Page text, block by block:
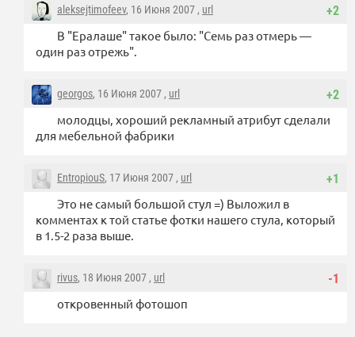
+2
aleksejtimofeev, 16 Июня 2007 , url
В "Ералаше" такое было: "Семь раз отмерь —
один раз отрежь".
+2
georgos, 16 Июня 2007 , url
молодцы, хороший рекламный атрибут сделали
для мебельной фабрики
+1
EntropiouS, 17 Июня 2007 , url
Это не самый большой стул =) Выложил в
комментах к той статье фотки нашего стула, который
в 1.5-2 раза выше.
-1
rivus, 18 Июня 2007 , url
откровенный фотошоп